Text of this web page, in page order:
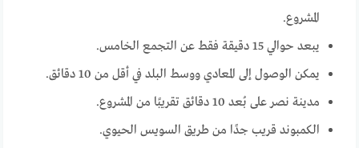
المشروع.
يبعد حوالي 15 دقيقة فقط عن التجمع الخامس.
يمكن الوصول إلى المعادي ووسط البلد في أقل من 10 دقائق.
مدينة نصر على بُعد 10 دقائق تقريبًا من المشروع.
الكمبوند قريب جدًا من طريق السويس الحيوي.